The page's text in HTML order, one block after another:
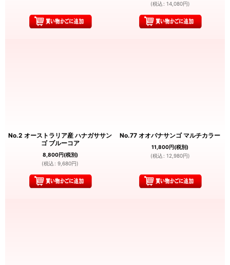
(税込 : 14,080円)
No.2 オーストラリア産 ハナガササン
ゴ ブルーコア
8,800円(税別)
(税込 : 9,680円)
No.77 オオバナサンゴ マルチカラー
11,800円(税別)
(税込 : 12,980円)